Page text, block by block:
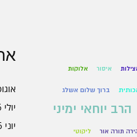
יולי 2026
יוני 2026
איסור אלוקות
ברוך שלום אשלג
הרב יוחאי ימיני
תורה אור ליקוטי